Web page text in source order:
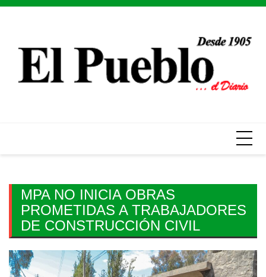
Skip
MPA NO INICIA OBRAS
PROMETIDAS A TRABAJADORES
DE CONSTRUCCIÓN CIVIL